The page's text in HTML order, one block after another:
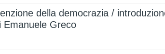
della democrazia /
Greco